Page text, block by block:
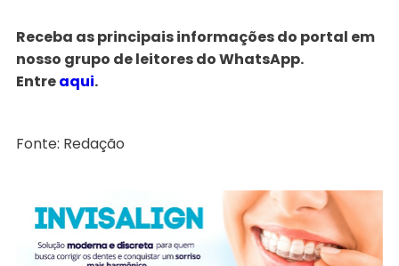
Receba as principais informações do portal em
nosso grupo de leitores do WhatsApp.
Entreaqui.
Fonte: Redação